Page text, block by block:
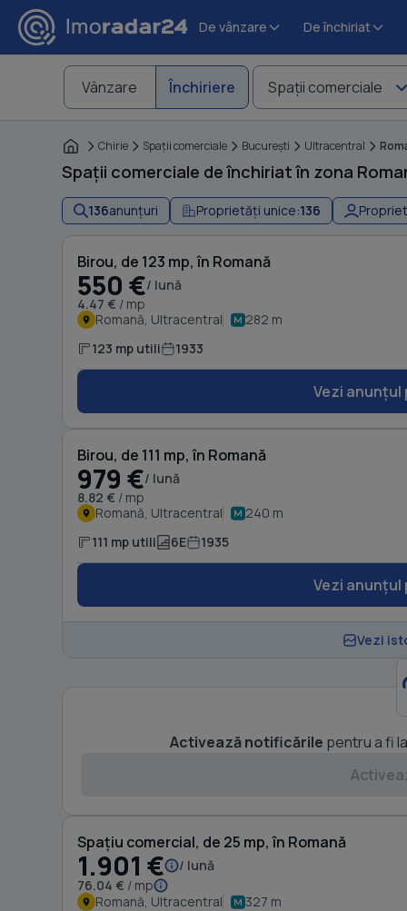
De vânzare De închiriat
Vânzare Închiriere Spaţii comerciale
Chirie Spaţii comerciale Bucureşti Ultracentral
Spații comerciale de închiriat în zona
136anunțuri Proprietăți unice:136
Birou, de 123 mp, în Romană
550 €/ lună
4.47 € / mp
Romană, Ultracentral 282 m
123 mp utili 1933
Vezi anunțul
Birou, de 111 mp, în Romană
979 €/ lună
8.82 € / mp
Romană, Ultracentral 240 m
111 mp utili 6E 1935
Vezi anunțul
Vezi
Activează notificările pentru a fi
Spațiu comercial, de 25 mp, în Romană
1.901 €
/ lună
76.04 € / mp
Romană, Ultracentral 327 m